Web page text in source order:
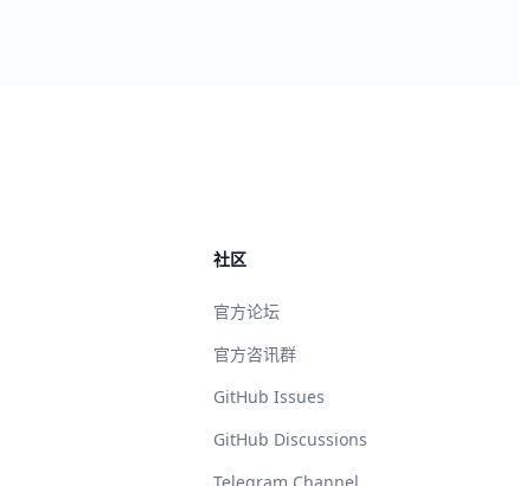
社区
官方论坛
官方咨讯群
GitHub Issues
GitHub Discussions